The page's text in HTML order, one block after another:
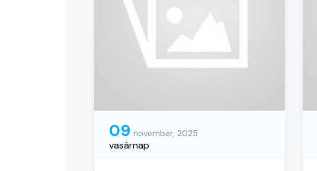
09 november, 2025
vasárnap